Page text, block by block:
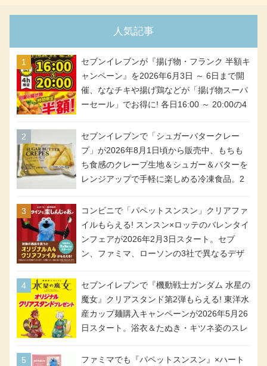
人気記事
セブンイレブンが『揚げ物・フランク 半額キ
ャンペーン』を2026年6月3日 ～ 6日まで開
催、ななチキや揚げ鶏などが「揚げ物スーパ
ーセール」でお得に! 各日16:00 ～ 20:00の4
アメリカンドッグが税抜き69円!
セブンイレブンで「シュガーバタークレー
プ」が2026年8月1日頃から販売中、もちも
ち食感のクレープ生地＆シュガー＆バターを
レンジアップで手軽に楽しめる冷凍食品。2
コンビニで「パペットスンスン」クリアファ
イルもらえる! スンスン×ロッテのバレンタイ
ンフェアが2026年2月3日スタート。セブ
ン、ファミマ、ローソンの3社で異なるデザ
セブンイレブンで『機動戦士ガンダム 水星の
魔女』クリアスタンド第2弾もらえる! 東洋水
産カップ麺購入キャンペーンが2026年5月26
日スタート。浴衣＆たぬき・キツネ姿のスレ
号・5号) / シャディクが全6種のクリアスタ
ファミマでも『パペットスンスン』×ハート